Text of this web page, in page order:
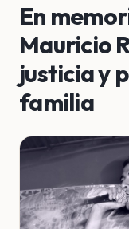
En
Mauricio
justicia y
familia